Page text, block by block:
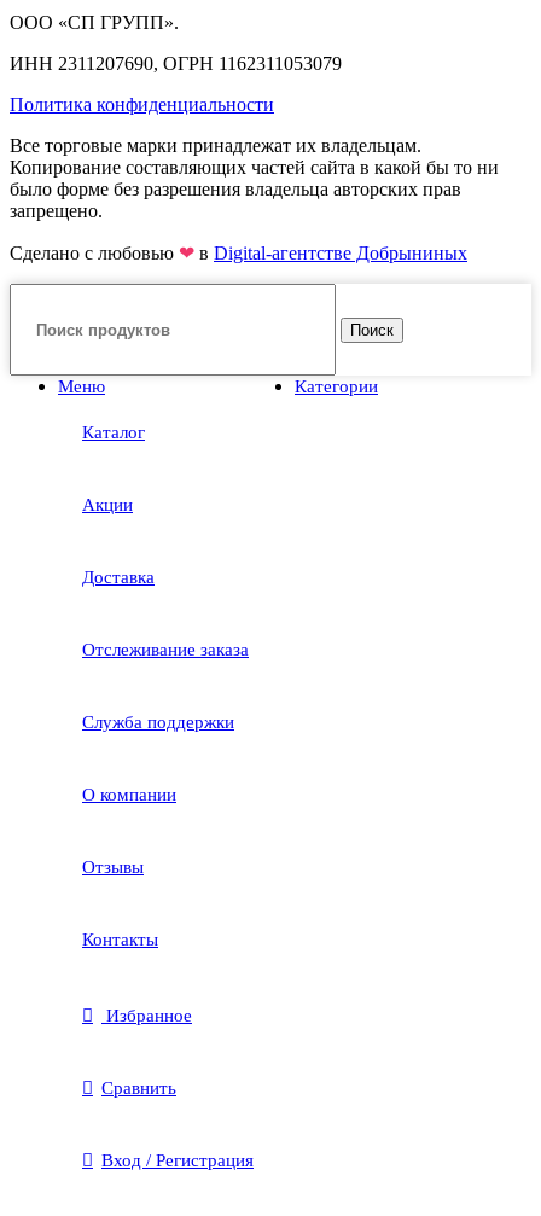
ООО «СП ГРУПП».
ИНН 2311207690, ОГРН 1162311053079
Политика конфиденциальности
Все торговые марки принадлежат их владельцам.
Копирование составляющих частей сайта в какой бы то ни
было форме без разрешения владельца авторских прав
запрещено.
Сделано с любовью ❤ в Digital-агентстве Добрыниных
Поиск
Меню Категории
Каталог
Акции
Доставка
Отслеживание заказа
Служба поддержки
О компании
Отзывы
Контакты
Избранное
Сравнить
Вход / Регистрация